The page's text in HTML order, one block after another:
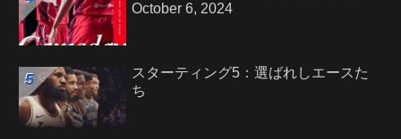
October 6, 2024
スターティング5：選ばれしエースた
ち